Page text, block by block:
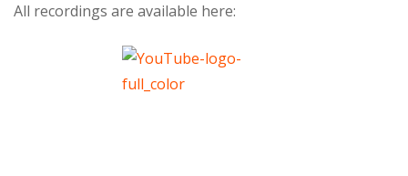
All recordings are available here: